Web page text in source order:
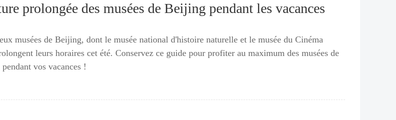
prolongée des musées de Beijing pendant les vacances
musées de Beijing, dont le musée national d'histoire naturelle et le musée du Cinéma
leurs horaires cet été. Conservez ce guide pour profiter au maximum des musées de
vos vacances !